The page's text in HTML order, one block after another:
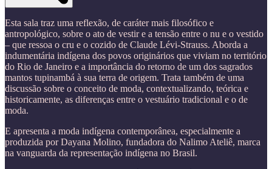
Esta sala traz uma reflexão, de caráter mais filosófico e
antropológico, sobre o ato de vestir e a tensão entre o nu e o vestido
– que ressoa o cru e o cozido de Claude Lévi-Strauss. Aborda a
indumentária indígena dos povos originários que viviam no território
do Rio de Janeiro e a importância do retorno de um dos sagrados
mantos tupinambá à sua terra de origem. Trata também de uma
discussão sobre o conceito de moda, contextualizando, teórica e
historicamente, as diferenças entre o vestuário tradicional e o de
moda.
E apresenta a moda indígena contemporânea, especialmente a
produzida por Dayana Molino, fundadora do Nalimo Ateliê, marca
na vanguarda da representação indígena no Brasil.